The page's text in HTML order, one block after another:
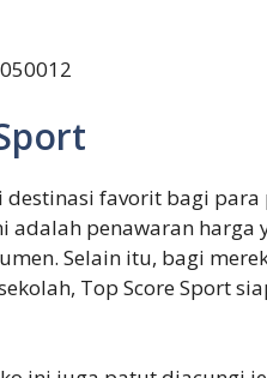
destinasi favorit bagi
adalah penawaran
Selain itu, bagi
Top Score Sport